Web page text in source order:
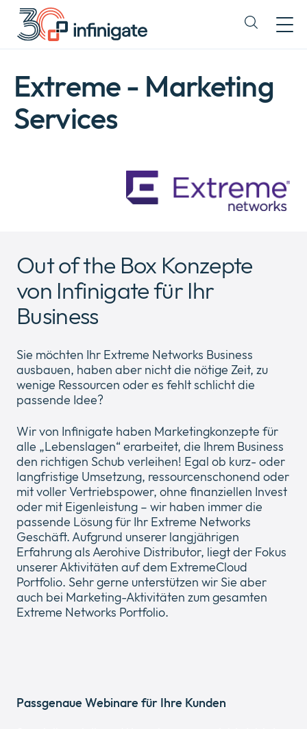
Zum
Inhalt
wechseln
Expand
sub
menu
Unternehmen
menu
ID Connect
a
sub
menu
News
or
a
sub
Legal & Compliance
or
menu
Extreme - Marketing
Services
Out of the Box Konzepte
von Infinigate für Ihr
Business
Sie möchten Ihr Extreme Networks Business
ausbauen, haben aber nicht die nötige Zeit, zu
wenige Ressourcen oder es fehlt schlicht die
passende Idee?
Wir von Infinigate haben Marketingkonzepte für
alle „Lebenslagen“ erarbeitet, die Ihrem Business
den richtigen Schub verleihen! Egal ob kurz- oder
langfristige Umsetzung, ressourcenschonend oder
mit voller Vertriebspower, ohne finanziellen Invest
oder mit Eigenleistung – wir haben immer die
passende Lösung für Ihr Extreme Networks
Geschäft. Aufgrund unserer langjährigen
Erfahrung als Aerohive Distributor, liegt der Fokus
unserer Aktivitäten auf dem ExtremeCloud
Portfolio. Sehr gerne unterstützen wir Sie aber
auch bei Marketing-Aktivitäten zum gesamten
Extreme Networks Portfolio.
Passgenaue Webinare für Ihre Kunden